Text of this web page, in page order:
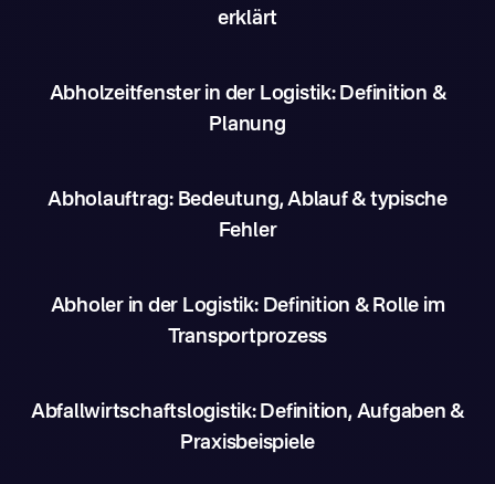
erklärt
Abholzeitfenster in der Logistik: Definition &
Planung
Abholauftrag: Bedeutung, Ablauf & typische
Fehler
Abholer in der Logistik: Definition & Rolle im
Transportprozess
Abfallwirtschaftslogistik: Definition, Aufgaben &
Praxisbeispiele